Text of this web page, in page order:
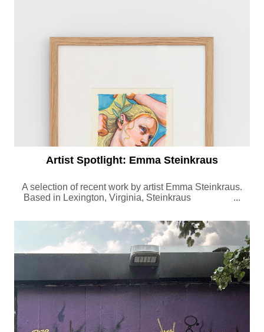
Artist Spotlight: Emma Steinkraus
A selection of recent work by artist Emma Steinkraus.
Based in Lexington, Virginia, Steinkraus ...